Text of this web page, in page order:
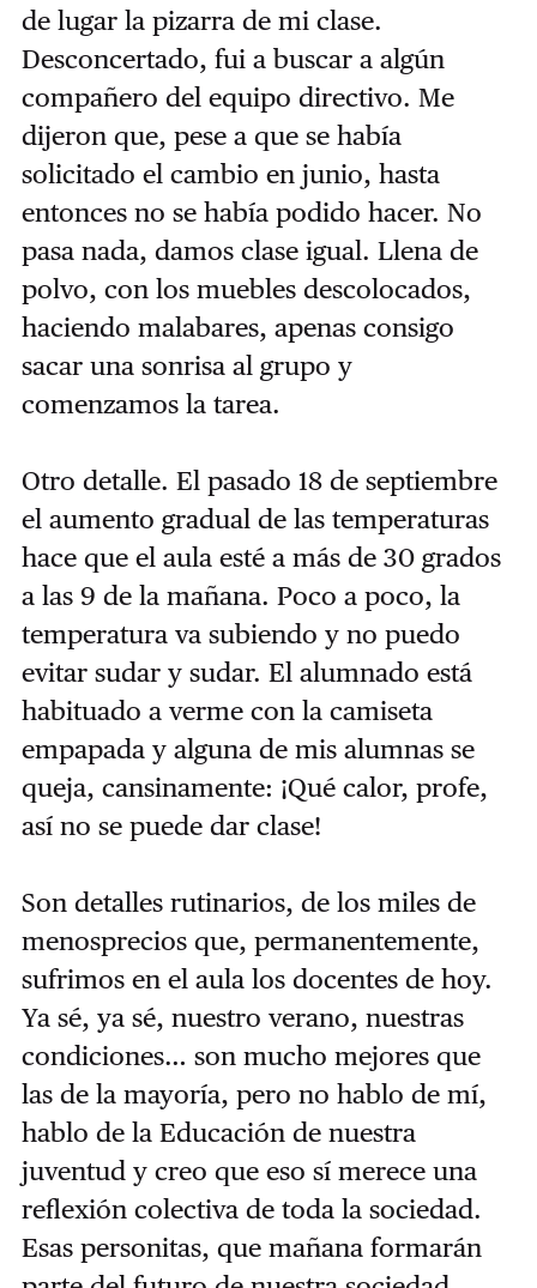
de lugar la pizarra de mi clase.
Desconcertado, fui a buscar a algún
compañero del equipo directivo. Me
dijeron que, pese a que se había
solicitado el cambio en junio, hasta
entonces no se había podido hacer. No
pasa nada, damos clase igual. Llena de
polvo, con los muebles descolocados,
haciendo malabares, apenas consigo
sacar una sonrisa al grupo y
comenzamos la tarea.
Otro detalle. El pasado 18 de septiembre
el aumento gradual de las temperaturas
hace que el aula esté a más de 30 grados
a las 9 de la mañana. Poco a poco, la
temperatura va subiendo y no puedo
evitar sudar y sudar. El alumnado está
habituado a verme con la camiseta
empapada y alguna de mis alumnas se
queja, cansinamente: ¡Qué calor, profe,
así no se puede dar clase!
Son detalles rutinarios, de los miles de
menosprecios que, permanentemente,
sufrimos en el aula los docentes de hoy.
Ya sé, ya sé, nuestro verano, nuestras
condiciones… son mucho mejores que
las de la mayoría, pero no hablo de mí,
hablo de la Educación de nuestra
juventud y creo que eso sí merece una
reflexión colectiva de toda la sociedad.
Esas personitas, que mañana formarán